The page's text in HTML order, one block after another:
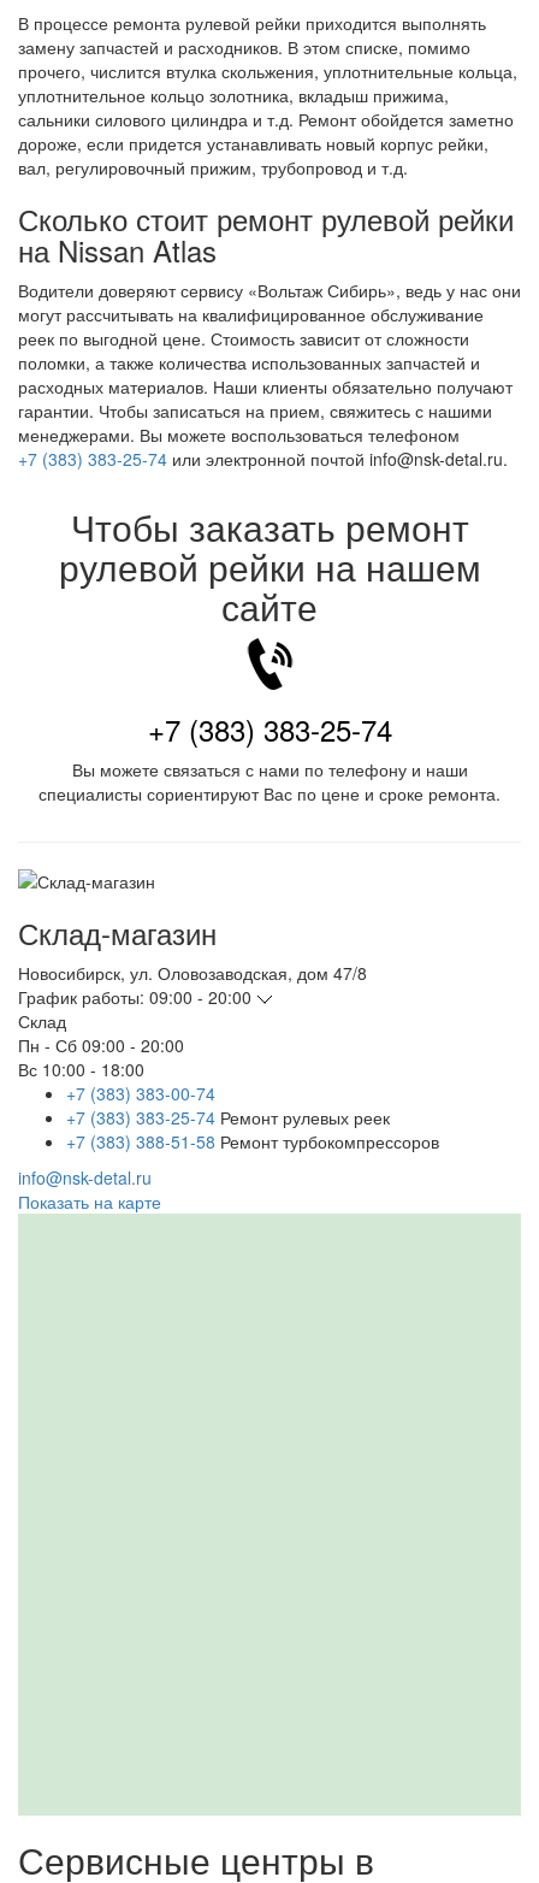
В процессе ремонта рулевой рейки приходится выполнять
замену запчастей и расходников. В этом списке, помимо
прочего, числится втулка скольжения, уплотнительные кольца,
уплотнительное кольцо золотника, вкладыш прижима,
сальники силового цилиндра и т.д. Ремонт обойдется заметно
дороже, если придется устанавливать новый корпус рейки,
вал, регулировочный прижим, трубопровод и т.д.
Сколько стоит ремонт рулевой рейки
на Nissan Atlas
Водители доверяют сервису «Вольтаж Сибирь», ведь у нас они
могут рассчитывать на квалифицированное обслуживание
реек по выгодной цене. Стоимость зависит от сложности
поломки, а также количества использованных запчастей и
расходных материалов. Наши клиенты обязательно получают
гарантии. Чтобы записаться на прием, свяжитесь с нашими
менеджерами. Вы можете воспользоваться телефоном
+7 (383) 383-25-74 или электронной почтой info@nsk-detal.ru.
Чтобы заказать ремонт
рулевой рейки на нашем
сайте
+7 (383) 383-25-74
Вы можете связаться с нами по телефону и наши
специалисты сориентируют Вас по цене и сроке ремонта.
Склад-магазин
Новосибирск, ул. Оловозаводская, дом 47/8
График работы: 09:00 - 20:00
Склад
Пн - Сб 09:00 - 20:00
Вс 10:00 - 18:00
+7 (383) 383-00-74
+7 (383) 383-25-74 Ремонт рулевых реек
+7 (383) 388-51-58 Ремонт турбокомпрессоров
info@nsk-detal.ru
Показать на карте
Сервисные центры в